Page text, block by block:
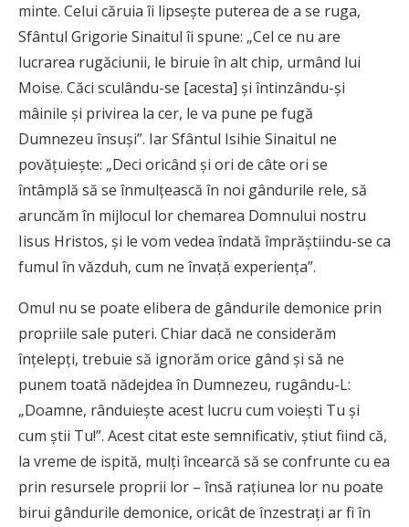
minte. Celui căruia îi lipseşte puterea de a se ruga,
Sfântul Grigorie Sinaitul îi spune: „Cel ce nu are
lucrarea rugăciunii, le biruie în alt chip, urmând lui
Moise. Căci sculându-se [acesta] şi întinzându-şi
mâinile şi privirea la cer, le va pune pe fugă
Dumnezeu însuşi”. Iar Sfântul Isihie Sinaitul ne
povăţuieşte: „Deci oricând şi ori de câte ori se
întâmplă să se înmulţească în noi gândurile rele, să
aruncăm în mijlocul lor chemarea Domnului nostru
Iisus Hristos, şi le vom vedea îndată împrăştiindu-se ca
fumul în văzduh, cum ne învaţă experienţa”.
Omul nu se poate elibera de gândurile demonice prin
propriile sale puteri. Chiar dacă ne considerăm
înţelepţi, trebuie să ignorăm orice gând şi să ne
punem toată nădejdea în Dumnezeu, rugându-L:
„Doamne, rânduieşte acest lucru cum voieşti Tu şi
cum ştii Tu!”. Acest citat este semnificativ, ştiut fiind că,
la vreme de ispită, mulţi încearcă să se confrunte cu ea
prin resursele proprii lor – însă raţiunea lor nu poate
birui gândurile demonice, oricât de înzestraţi ar fi în